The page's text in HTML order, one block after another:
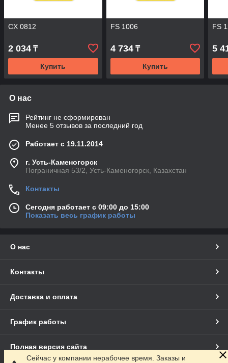
CX 0812
2 034 ₸
Купить
FS 1006
4 734₸
Купить
FS
5
О нас
Рейтинг не сформирован
Менее 5 отзывов за последний год
Работает с 19.11.2014
г. Усть-Каменогорск
Пограничная 53/2, Усть-Каменогорск, Казахстан
Контакты
Сегодня работает с 09:00 до 15:00
Показать весь график работы
О нас
Контакты
Доставка и оплата
График работы
Полная версия сайта
Сейчас у компании нерабочее время. Заказы и